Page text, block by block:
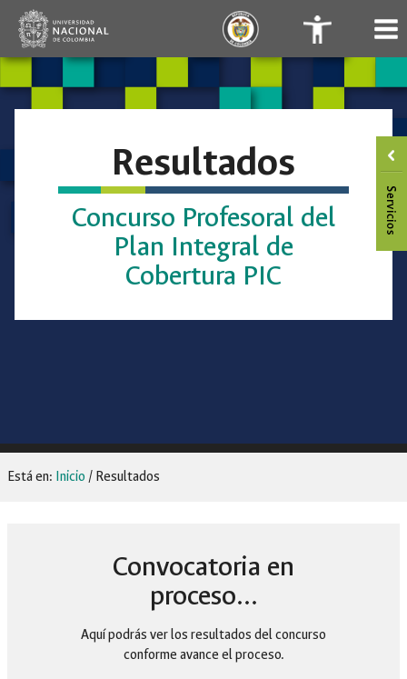
Saltar
contenido
. .
Resultados
Concurso Profesoral del
Plan Integral de
Cobertura PIC
Está en: Inicio / Resultados
Convocatoria en
proceso…
Aquí podrás ver los resultados del concurso
conforme avance el proceso.